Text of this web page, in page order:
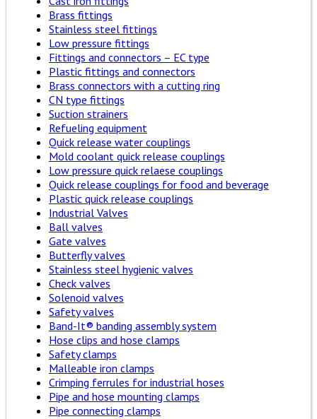
Brass fittings
Stainless steel fittings
Low pressure fittings
Fittings and connectors – EC type
Plastic fittings and connectors
Brass connectors with a cutting ring
CN type fittings
Suction strainers
Refueling equipment
Quick release water couplings
Mold coolant quick release couplings
Low pressure quick relaese couplings
Quick release couplings for food and beverage
Plastic quick release couplings
Industrial Valves
Ball valves
Gate valves
Butterfly valves
Stainless steel hygienic valves
Check valves
Solenoid valves
Safety valves
Band-It® banding assembly system
Hose clips and hose clamps
Safety clamps
Malleable iron clamps
Crimping ferrules for industrial hoses
Pipe and hose mounting clamps
Pipe connecting clamps